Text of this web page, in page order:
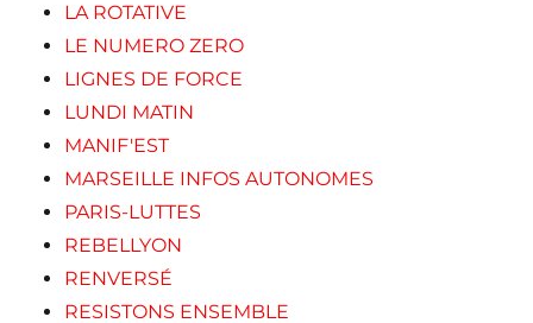
LA ROTATIVE
LE NUMERO ZERO
LIGNES DE FORCE
LUNDI MATIN
MANIF'EST
MARSEILLE INFOS AUTONOMES
PARIS-LUTTES
REBELLYON
RENVERSÉ
RESISTONS ENSEMBLE